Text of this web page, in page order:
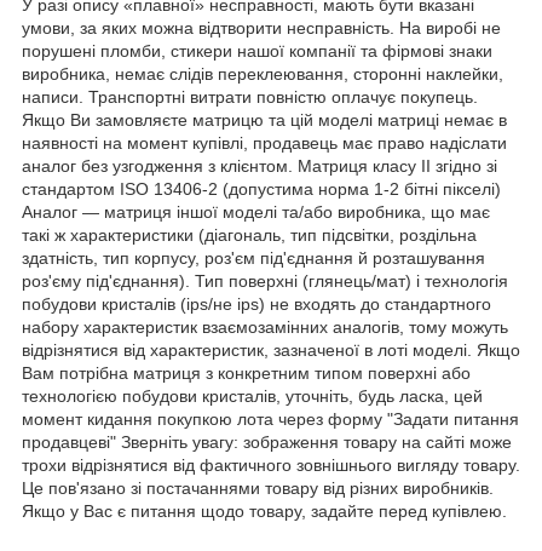
У разі опису «плавної» несправності, мають бути вказані
умови, за яких можна відтворити несправність. На виробі не
порушені пломби, стикери нашої компанії та фірмові знаки
виробника, немає слідів переклеювання, сторонні наклейки,
написи. Транспортні витрати повністю оплачує покупець.
Якщо Ви замовляєте матрицю та цій моделі матриці немає в
наявності на момент купівлі, продавець має право надіслати
аналог без узгодження з клієнтом. Матриця класу II згідно зі
стандартом ISO 13406-2 (допустима норма 1-2 бітні пікселі)
Аналог — матриця іншої моделі та/або виробника, що має
такі ж характеристики (діагональ, тип підсвітки, роздільна
здатність, тип корпусу, роз'єм під'єднання й розташування
роз'єму під'єднання). Тип поверхні (глянець/мат) і технологія
побудови кристалів (ips/не ips) не входять до стандартного
набору характеристик взаємозамінних аналогів, тому можуть
відрізнятися від характеристик, зазначеної в лоті моделі. Якщо
Вам потрібна матриця з конкретним типом поверхні або
технологією побудови кристалів, уточніть, будь ласка, цей
момент кидання покупкою лота через форму "Задати питання
продавцеві" Зверніть увагу: зображення товару на сайті може
трохи відрізнятися від фактичного зовнішнього вигляду товару.
Це пов'язано зі постачаннями товару від різних виробників.
Якщо у Вас є питання щодо товару, задайте перед купівлею.